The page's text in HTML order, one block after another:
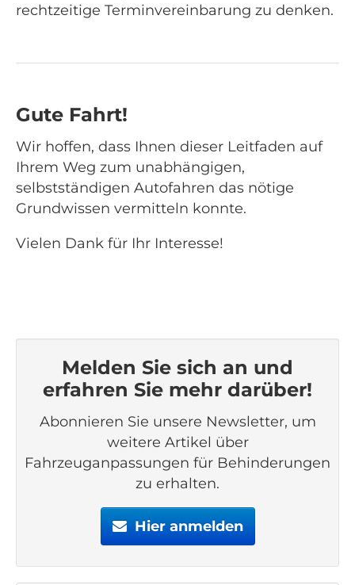
rechtzeitige Terminvereinbarung zu denken.
Gute Fahrt!
Wir hoffen, dass Ihnen dieser Leitfaden auf
Ihrem Weg zum unabhängigen,
selbstständigen Autofahren das nötige
Grundwissen vermitteln konnte.
Vielen Dank für Ihr Interesse!
Melden Sie sich an und
erfahren Sie mehr darüber!
Abonnieren Sie unsere Newsletter, um
weitere Artikel über
Fahrzeuganpassungen für Behinderungen
zu erhalten.
Hier anmelden